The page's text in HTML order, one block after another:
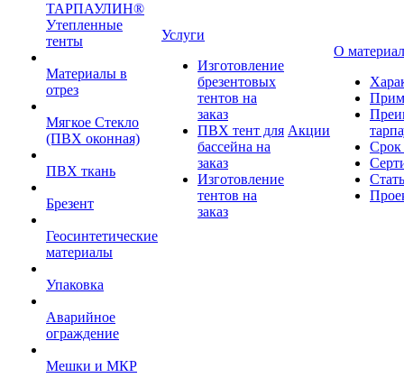
ТАРПАУЛИН®
Утепленные
тенты
Материалы в
отрез
Мягкое Стекло
(ПВХ оконная)
ПВХ ткань
Брезент
Геосинтетические
материалы
Упаковка
Аварийное
ограждение
Мешки и МКР
Услуги
Изготовление
брезентовых
тентов на
заказ
ПВХ тент для
бассейна на
заказ
Изготовление
тентов на
заказ
Акции
О